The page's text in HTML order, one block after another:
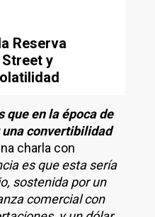
Reserva
y
que en la época de
convertibilidad
charla con
es que esta sería
sostenida por un
comercial con